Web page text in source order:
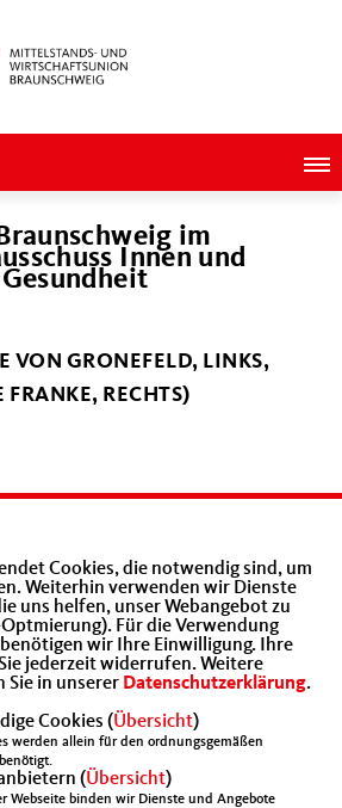
im
Innen und
VON GRONEFELD, LINKS,
FRANKE, RECHTS)
Cookies, die notwendig sind, um
Weiterhin verwenden wir Dienste
uns helfen, unser Webangebot zu
Für die Verwendung
wir Ihre Einwilligung. Ihre
jederzeit widerrufen. Weitere
Sie in unserer Datenschutzerklärung.
Cookies (Übersicht)
werden allein für den ordnungsgemäßen
(Übersicht)
Webseite binden wir Dienste und Angebote